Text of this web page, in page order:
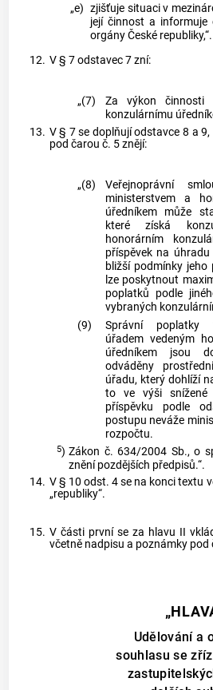
„e) zjišťuje situaci v
její činnost a
orgány České republiky,“.
12. V § 7 odstavec 7 zní:
„(7)
Za výkon činnosti
konzulárnímu
13. V § 7 se doplňují odstavce 8 a
pod čarou č. 5 znějí:
„(8)
Veřejnoprávní
ministerstvem a
úředníkem může
které získá
honorárním
příspěvek na
bližší podmínky jeho
lze poskytnout
poplatků podle
vybraných
(9)
Správní poplatky
úřadem vedeným
úředníkem jsou
odváděny
úřadu, který dohlíží
to ve výši snížené
příspěvku podle
postupu neváže
rozpočtu.
5) Zákon č. 634/2004 Sb., o
znění pozdějších předpisů.“.
14. V § 10 odst. 4 se na konci textu
„republiky“.
15. V části první se za hlavu II
včetně nadpisu a poznámky pod
Udělování a
souhlasu se